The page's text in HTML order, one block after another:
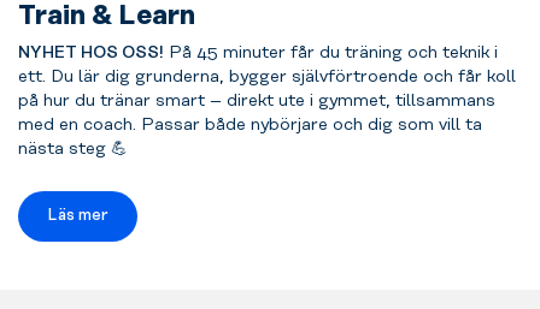
Train & Learn
NYHET HOS OSS! På 45 minuter får du träning och teknik i
ett. Du lär dig grunderna, bygger självförtroende och får koll
på hur du tränar smart – direkt ute i gymmet, tillsammans
med en coach. Passar både nybörjare och dig som vill ta
nästa steg 💪
Läs mer